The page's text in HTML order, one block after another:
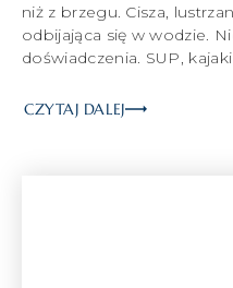
niż z brzegu. Cisza,
odbijająca się w wodzie.
doświadczenia. SUP,
CZYTAJ DALEJ